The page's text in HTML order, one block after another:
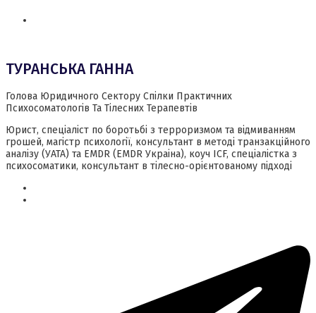
ТУРАНСЬКА ГАННА
Голова Юридичного Сектору Спілки Практичних
Психосоматологів Та Тілесних Терапевтів
Юрист, спеціаліст по боротьбі з терроризмом та відмиванням
грошей, магістр психології, консультант в методі транзакційного
аналізу (УАТА) та EMDR (EMDR Украіна), коуч ICF, спеціалістка з
психосоматики, консультант в тілесно-орієнтованому підході